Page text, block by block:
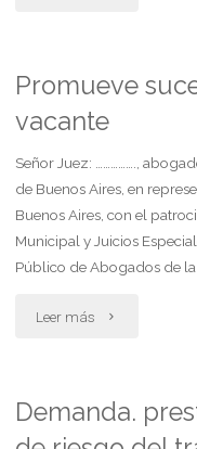
de
derechos
Promueve
vacante
Señor Juez: …………….,
de Buenos Aires, en
Buenos Aires, con el
Municipal y Juicios
Público de Abogados de la
Leer más "Promueve
presuntamente
vacante"
Demanda.